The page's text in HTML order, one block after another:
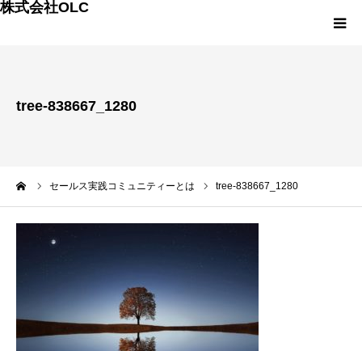
株式会社OLC
tree-838667_1280
セールス実践コミュニティーとは tree-838667_1280
会社案内
スモールM&Aの詳細
OLCのプランと料金